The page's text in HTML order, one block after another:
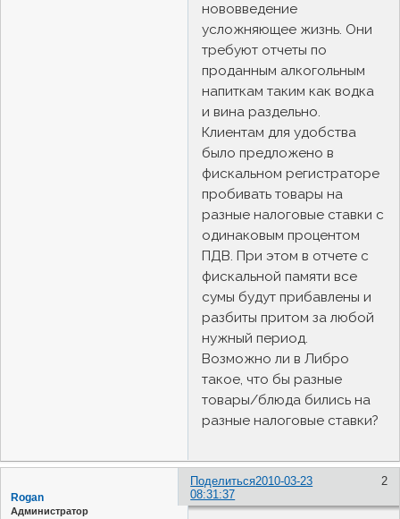
нововведение
усложняющее жизнь. Они
требуют отчеты по
проданным алкогольным
напиткам таким как водка
и вина раздельно.
Клиентам для удобства
было предложено в
фискальном регистраторе
пробивать товары на
разные налоговые ставки с
одинаковым процентом
ПДВ. При этом в отчете с
фискальной памяти все
сумы будут прибавлены и
разбиты притом за любой
нужный период.
Возможно ли в Либро
такое, что бы разные
товары/блюда бились на
разные налоговые ставки?
Поделиться 2
2010-03-23
08:31:37
Rogan
Администратор